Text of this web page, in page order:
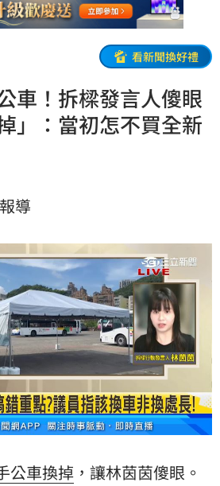
看新聞換好禮
車！拆樑發言人傻眼
」：當初怎不買全新
導
公車換掉 ，讓林茵茵傻眼。